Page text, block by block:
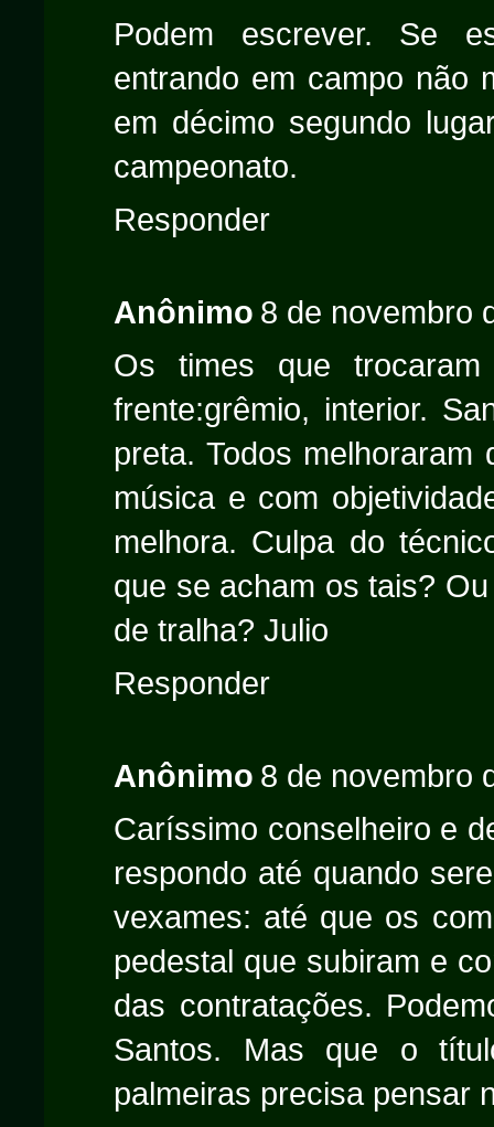
Podem escrever. Se
entrando em campo não
em décimo segundo
campeonato.
Responder
Anônimo 8 de novembro
Os times que
frente:grêmio, interior.
preta. Todos
música e com
melhora. Culpa do
que se acham os tais?
de tralha? Julio
Responder
Anônimo 8 de novembro
Caríssimo conselheiro e
respondo até quando
vexames: até que os
pedestal que subiram e
das contratações.
Santos. Mas que o
palmeiras precisa pensar